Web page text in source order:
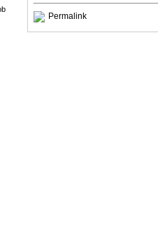
Permalink